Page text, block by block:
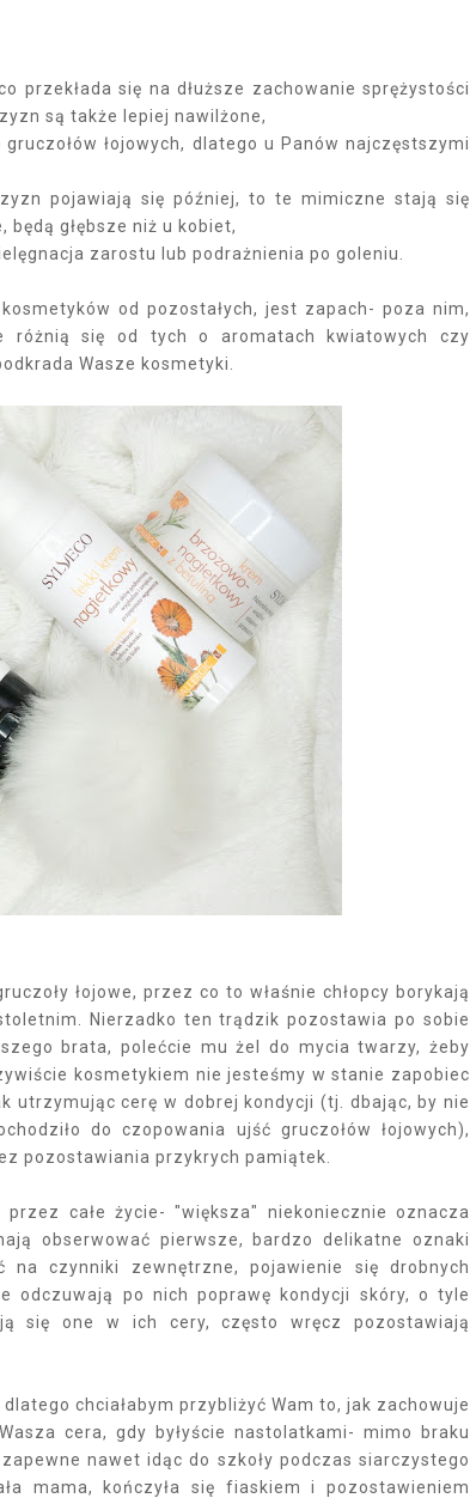
przekłada się na dłuższe zachowanie sprężystości
są także lepiej nawilżone,
łojowych, dlatego u Panów najczęstszymi
pojawiają się później, to te mimiczne stają się
głębsze niż u kobiet,
zarostu lub podrażnienia po goleniu.
od pozostałych, jest zapach- poza nim,
różnią się od tych o aromatach kwiatowych czy
Wasze kosmetyki.
łojowe, przez co to właśnie chłopcy borykają
Nierzadko ten trądzik pozostawia po sobie
brata, polećcie mu żel do mycia twarzy, żeby
kosmetykiem nie jesteśmy w stanie zapobiec
utrzymując cerę w dobrej kondycji (tj. dbając, by nie
do czopowania ujść gruczołów łojowych),
pozostawiania przykrych pamiątek.
całe życie- "większa" niekoniecznie oznacza
obserwować pierwsze, bardzo delikatne oznaki
czynniki zewnętrzne, pojawienie się drobnych
odczuwają po nich poprawę kondycji skóry, o tyle
się one w ich cery, często wręcz pozostawiają
chciałabym przybliżyć Wam to, jak zachowuje
cera, gdy byłyście nastolatkami- mimo braku
nawet idąc do szkoły podczas siarczystego
mama, kończyła się fiaskiem i pozostawieniem